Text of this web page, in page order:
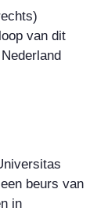
van dit
beurs van
in